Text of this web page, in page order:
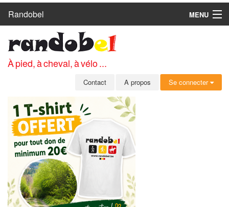
Randobel
MENU
CIRCUITS
CLUBS
MEMBRES
SE CONNECTER
INSCRIPTION GRATUITE
MOT DE PASSE OUBLIÉ
À pied, à cheval, à vélo ...
Contact A propos Se connecter